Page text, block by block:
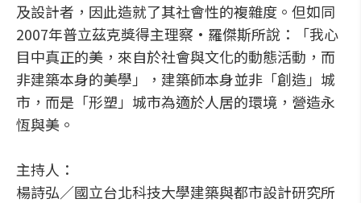
及設計者，因此造就了其社會性的複雜度。但如同
2007年普立茲克獎得主理察•羅傑斯所說：「我心
目中真正的美，來自於社會與文化的動態活動，而
非建築本身的美學」，建築師本身並非「創造」城
市，而是「形塑」城市為適於人居的環境，營造永
恆與美。
主持人：
楊詩弘／國立台北科技大學建築與都市設計研究所